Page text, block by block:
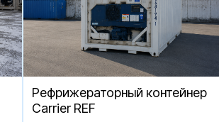
Рефрижераторный контейнер
Carrier REF